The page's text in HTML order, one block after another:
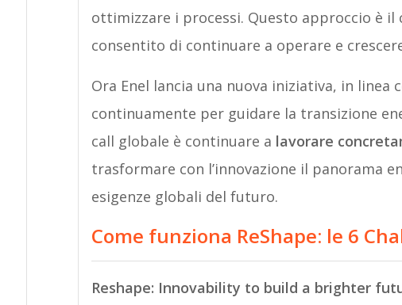
ottimizzare i processi. Questo approccio è il
consentito di continuare a operare e
Ora Enel lancia una nuova iniziativa, in linea
continuamente per guidare la transizione
call globale è continuare a lavorare
trasformare con l’innovazione il panorama
esigenze globali del futuro.
Come funziona ReShape: le 6
Reshape: Innovability to build a brighter